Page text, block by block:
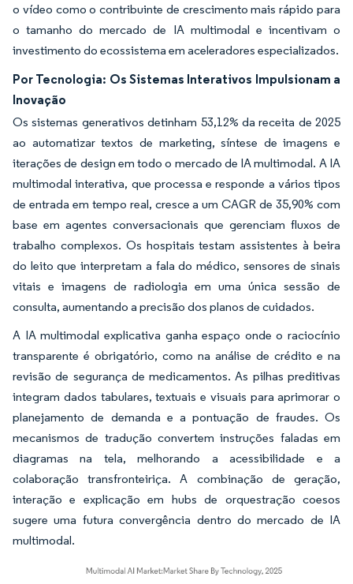
o vídeo como o contribuinte de crescimento mais rápido para
o tamanho do mercado de IA multimodal e incentivam o
investimento do ecossistema em aceleradores especializados.
Por Tecnologia: Os Sistemas Interativos Impulsionam a
Inovação
Os sistemas generativos detinham 53,12% da receita de 2025
ao automatizar textos de marketing, síntese de imagens e
iterações de design em todo o mercado de IA multimodal. A IA
multimodal interativa, que processa e responde a vários tipos
de entrada em tempo real, cresce a um CAGR de 35,90% com
base em agentes conversacionais que gerenciam fluxos de
trabalho complexos. Os hospitais testam assistentes à beira
do leito que interpretam a fala do médico, sensores de sinais
vitais e imagens de radiologia em uma única sessão de
consulta, aumentando a precisão dos planos de cuidados.
A IA multimodal explicativa ganha espaço onde o raciocínio
transparente é obrigatório, como na análise de crédito e na
revisão de segurança de medicamentos. As pilhas preditivas
integram dados tabulares, textuais e visuais para aprimorar o
planejamento de demanda e a pontuação de fraudes. Os
mecanismos de tradução convertem instruções faladas em
diagramas na tela, melhorando a acessibilidade e a
colaboração transfronteiriça. A combinação de geração,
interação e explicação em hubs de orquestração coesos
sugere uma futura convergência dentro do mercado de IA
multimodal.